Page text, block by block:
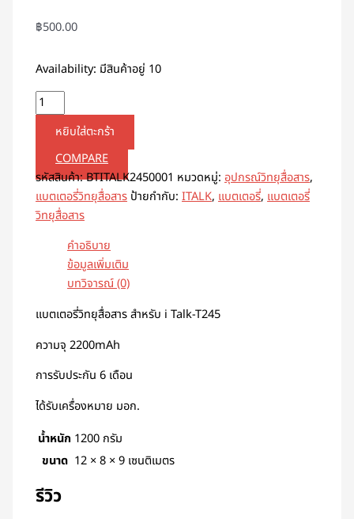
฿500.00
Availability: มีสินค้าอยู่ 10
หยิบใส่ตะกร้า
COMPARE
รหัสสินค้า:BTITALK2450001 หมวดหมู่:อุปกรณ์วิทยุสื่อสาร,
แบตเตอรี่วิทยุสื่อสาร ป้ายกำกับ:ITALK,แบตเตอรี่,แบตเตอรี่
วิทยุสื่อสาร
คำอธิบาย
ข้อมูลเพิ่มเติม
บทวิจารณ์ (0)
แบตเตอรี่วิทยุสื่อสาร สำหรับ i Talk-T245
ความจุ 2200mAh
การรับประกัน 6 เดือน
ได้รับเครื่องหมาย มอก.
น้ำหนัก 1200 กรัม
ขนาด 12 × 8 × 9 เซนติเมตร
รีวิว